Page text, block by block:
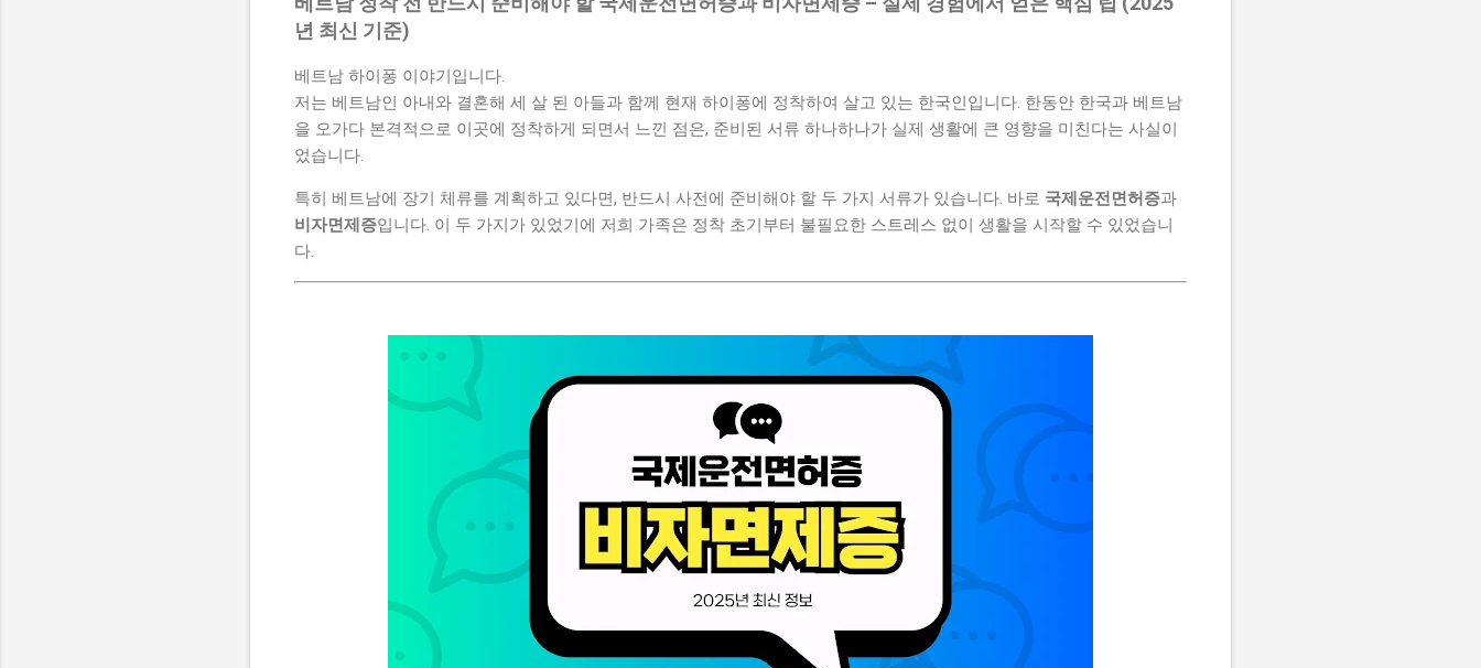
년 최신 기준)
베트남 하이퐁 이야기입니다.
저는 베트남인 아내와 결혼해 세 살 된 아들과 함께 현재 하이퐁에 정착하여 살고 있는 한국인입니다. 한동안 한국과 베트남
을 오가다 본격적으로 이곳에 정착하게 되면서 느낀 점은, 준비된 서류 하나하나가 실제 생활에 큰 영향을 미친다는 사실이
었습니다.
특히 베트남에 장기 체류를 계획하고 있다면, 반드시 사전에 준비해야 할 두 가지 서류가 있습니다. 바로 국제운전면허증과
비자면제증입니다. 이 두 가지가 있었기에 저희 가족은 정착 초기부터 불필요한 스트레스 없이 생활을 시작할 수 있었습니
다.